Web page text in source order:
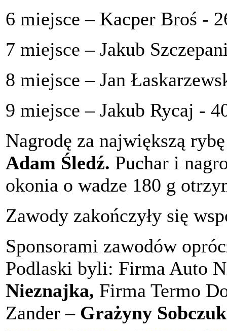
6 miejsce – Kacper Broś -
7 miejsce – Jakub
8 miejsce – Jan
9 miejsce – Jakub Rycaj -
Nagrodę za największą
Adam Śledź. Puchar i
okonia o wadze 180 g
Zawody zakończyły się
Sponsorami zawodów
Podlaski byli: Firma Auto
Nieznajka, Firma Termo
Zander – Grażyny Sobczuk